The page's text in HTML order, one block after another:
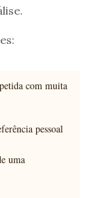
com muita
pessoal
uma